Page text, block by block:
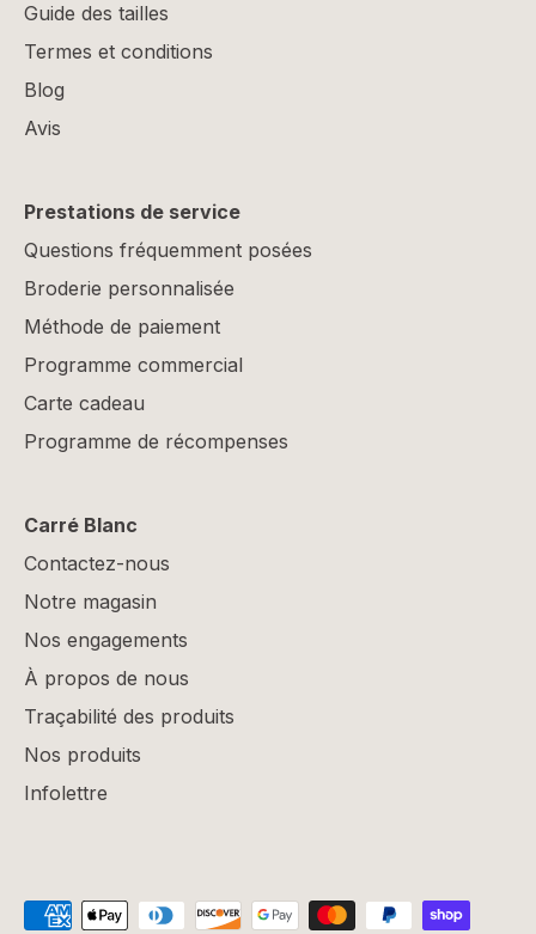
Guide des tailles
Termes et conditions
Blog
Avis
Prestations de service
Questions fréquemment posées
Broderie personnalisée
Méthode de paiement
Programme commercial
Carte cadeau
Programme de récompenses
Carré Blanc
Contactez-nous
Notre magasin
Nos engagements
À propos de nous
Traçabilité des produits
Nos produits
Infolettre